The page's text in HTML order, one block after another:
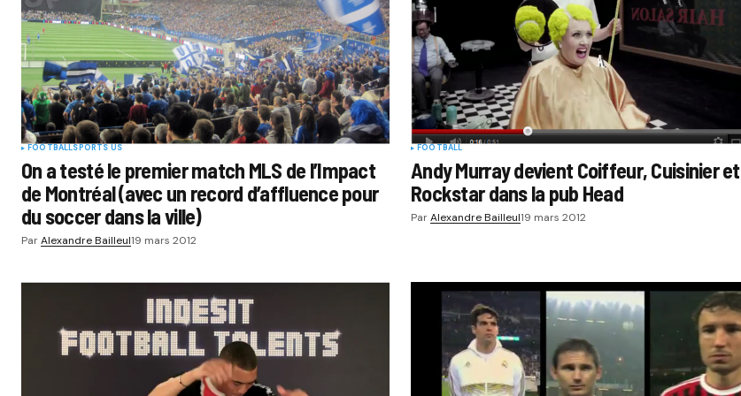
FOOTBALLSPORTS US
On a testé le premier match MLS de l’Impact
de Montréal (avec un record d’affluence pour
du soccer dans la ville)
ParAlexandre Bailleul19 mars 2012
FOOTBALL
Andy Murray devient Coiffeur, Cuisinier et
Rockstar dans la pub Head
ParAlexandre Bailleul19 mars 2012